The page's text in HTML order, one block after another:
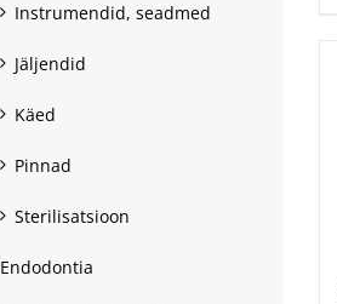
Instrumendid, seadmed
Jäljendid
Käed
Pinnad
Sterilisatsioon
Endodontia